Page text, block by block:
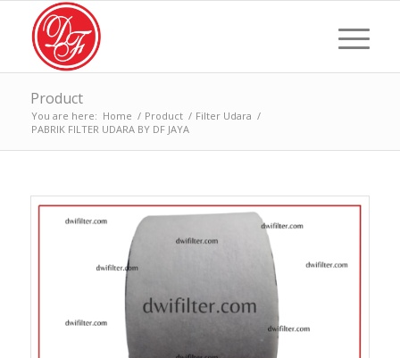
Product
You are here: Home / Product / Filter Udara /
PABRIK FILTER UDARA BY DF JAYA